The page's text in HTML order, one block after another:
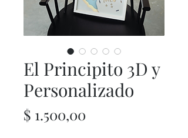
El Principito 3D y
Personalizado
$ 1.500,00